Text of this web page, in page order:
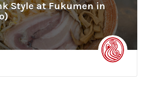
Style at Fukumen in